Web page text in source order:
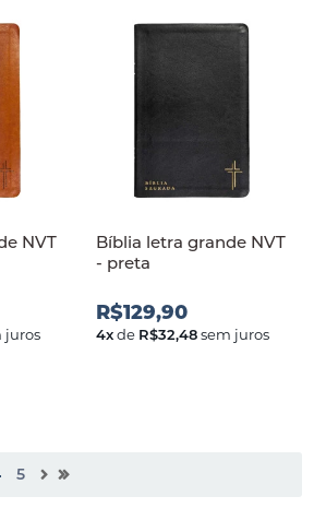
NVT
juros
Bíblia letra grande NVT
- preta
R$129,90
4xde R$32,48sem juros
5